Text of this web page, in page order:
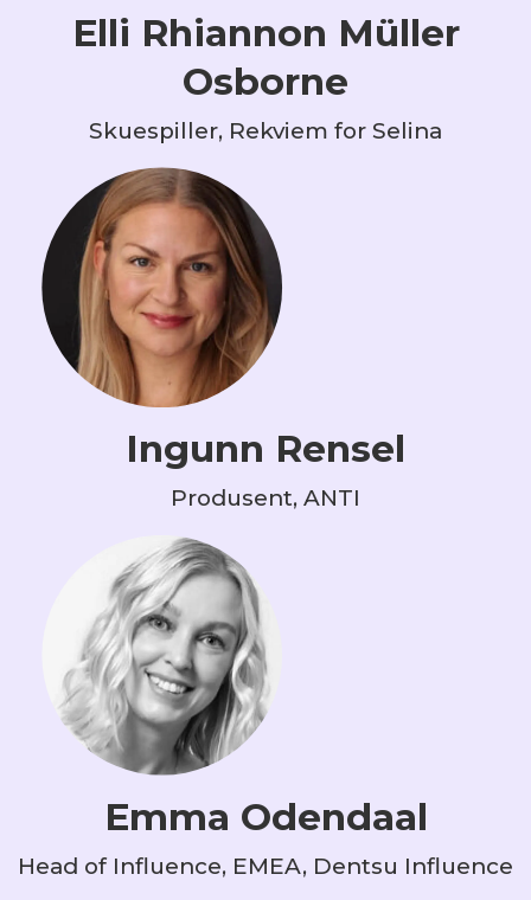
Elli Rhiannon Müller
Osborne
Skuespiller, Rekviem for Selina
Ingunn Rensel
Produsent, ANTI
Emma Odendaal
Head of Influence, EMEA, Dentsu Influence